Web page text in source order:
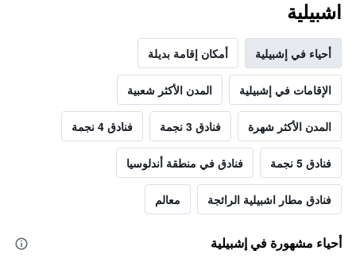
اشبيلية
أحياء في إشبيلية أمكان إقامة بديلة
الإقامات في إشبيلية المدن الأكثر شعبية
المدن الأكثر شهرة فنادق 3 نجمة فنادق 4 نجمة
فنادق 5 نجمة فنادق في منطقة أندلوسيا
فنادق مطار اشبيلية الرائجة معالم
أحياء مشهورة في إشبيلية